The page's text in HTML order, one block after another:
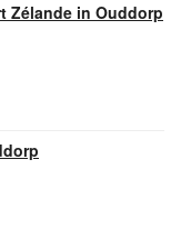
Zélande in Ouddorp